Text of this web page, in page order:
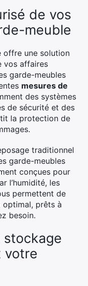
de vos
meuble
offre une solution
vos affaires
garde-meubles
mesures de
des systèmes
de sécurité et des
la protection de
traditionnel
garde-meubles
conçues pour
l’humidité, les
permettent de
optimal, prêts à
besoin.
stockage
votre
×